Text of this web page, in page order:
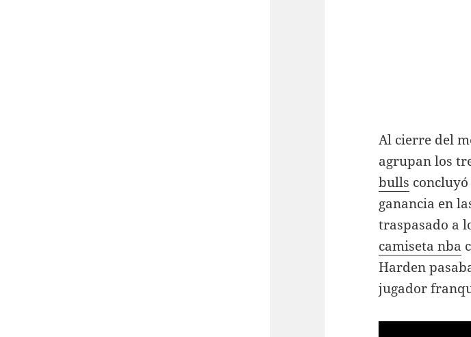
Al cierre del
agrupan los
bulls
ganancia en
traspasado a
camiseta nba
Harden
jugador